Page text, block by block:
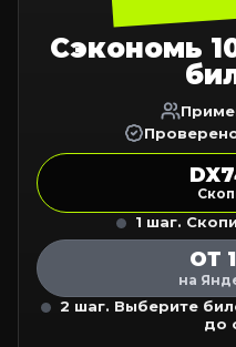
Сэкономь
1 шаг.
ОТ
на
2 шаг. Выберите
до